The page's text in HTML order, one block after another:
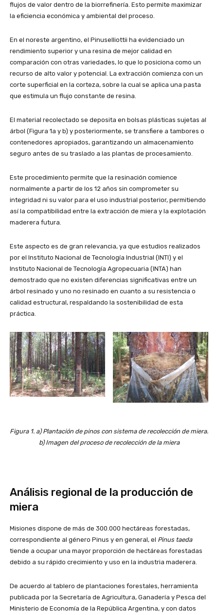
flujos de valor dentro de la biorrefinería. Esto permite maximizar
la eficiencia económica y ambiental del proceso.
En el noreste argentino, el Pinuselliottii ha evidenciado un
rendimiento superior y una resina de mejor calidad en
comparación con otras variedades, lo que lo posiciona como un
recurso de alto valor y potencial. La extracción comienza con un
corte superficial en la corteza, sobre la cual se aplica una pasta
que estimula un flujo constante de resina.
El material recolectado se deposita en bolsas plásticas sujetas al
árbol (Figura 1a y b) y posteriormente, se transfiere a tambores o
contenedores apropiados, garantizando un almacenamiento
seguro antes de su traslado a las plantas de procesamiento.
Este procedimiento permite que la resinación comience
normalmente a partir de los 12 años sin comprometer su
integridad ni su valor para el uso industrial posterior, permitiendo
así la compatibilidad entre la extracción de miera y la explotación
maderera futura.
Este aspecto es de gran relevancia, ya que estudios realizados
por el Instituto Nacional de Tecnología Industrial (INTI) y el
Instituto Nacional de Tecnología Agropecuaria (INTA) han
demostrado que no existen diferencias significativas entre un
árbol resinado y uno no resinado en cuanto a su resistencia o
calidad estructural, respaldando la sostenibilidad de esta
práctica.
Figura 1. a) Plantación de pinos con sistema de recolección de miera.
b) Imagen del proceso de recolección de la miera
Análisis regional de la producción de
miera
Misiones dispone de más de 300.000 hectáreas forestadas,
correspondiente al género Pinus y en general, el Pinus taeda
tiende a ocupar una mayor proporción de hectáreas forestadas
debido a su rápido crecimiento y uso en la industria maderera.
De acuerdo al tablero de plantaciones forestales, herramienta
publicada por la Secretaría de Agricultura, Ganadería y Pesca del
Ministerio de Economía de la República Argentina, y con datos